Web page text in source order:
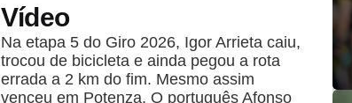
Vídeo
Na etapa 5 do Giro 2026, Igor Arrieta caiu,
trocou de bicicleta e ainda pegou a rota
errada a 2 km do fim. Mesmo assim
venceu em Potenza. O português Afonso